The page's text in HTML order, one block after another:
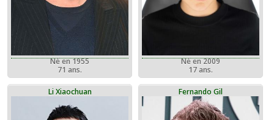
Né en 1955
71 ans.
Né en 2009
17 ans.
Li Xiaochuan Fernando Gil